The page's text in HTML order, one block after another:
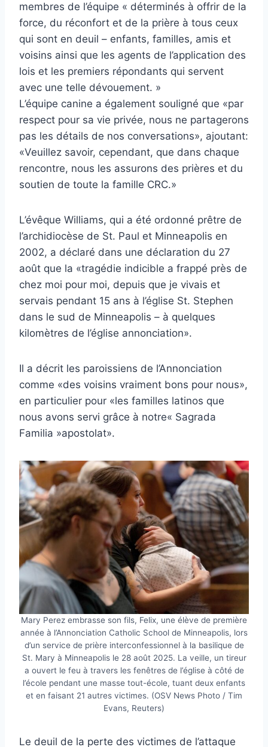
membres de l’équipe « déterminés à offrir de la
force, du réconfort et de la prière à tous ceux
qui sont en deuil – enfants, familles, amis et
voisins ainsi que les agents de l’application des
lois et les premiers répondants qui servent
avec une telle dévouement. »
L’équipe canine a également souligné que «par
respect pour sa vie privée, nous ne partagerons
pas les détails de nos conversations», ajoutant:
«Veuillez savoir, cependant, que dans chaque
rencontre, nous les assurons des prières et du
soutien de toute la famille CRC.»
L’évêque Williams, qui a été ordonné prêtre de
l’archidiocèse de St. Paul et Minneapolis en
2002, a déclaré dans une déclaration du 27
août que la «tragédie indicible a frappé près de
chez moi pour moi, depuis que je vivais et
servais pendant 15 ans à l’église St. Stephen
dans le sud de Minneapolis – à quelques
kilomètres de l’église annonciation».
Il a décrit les paroissiens de l’Annonciation
comme «des voisins vraiment bons pour nous»,
en particulier pour «les familles latinos que
nous avons servi grâce à notre« Sagrada
Familia »apostolat».
Mary Perez embrasse son fils, Felix, une élève de première
année à l’Annonciation Catholic School de Minneapolis, lors
d’un service de prière interconfessionnel à la basilique de
St. Mary à Minneapolis le 28 août 2025. La veille, un tireur
a ouvert le feu à travers les fenêtres de l’église à côté de
l’école pendant une masse tout-école, tuant deux enfants
et en faisant 21 autres victimes. (OSV News Photo / Tim
Evans, Reuters)
Le deuil de la perte des victimes de l’attaque